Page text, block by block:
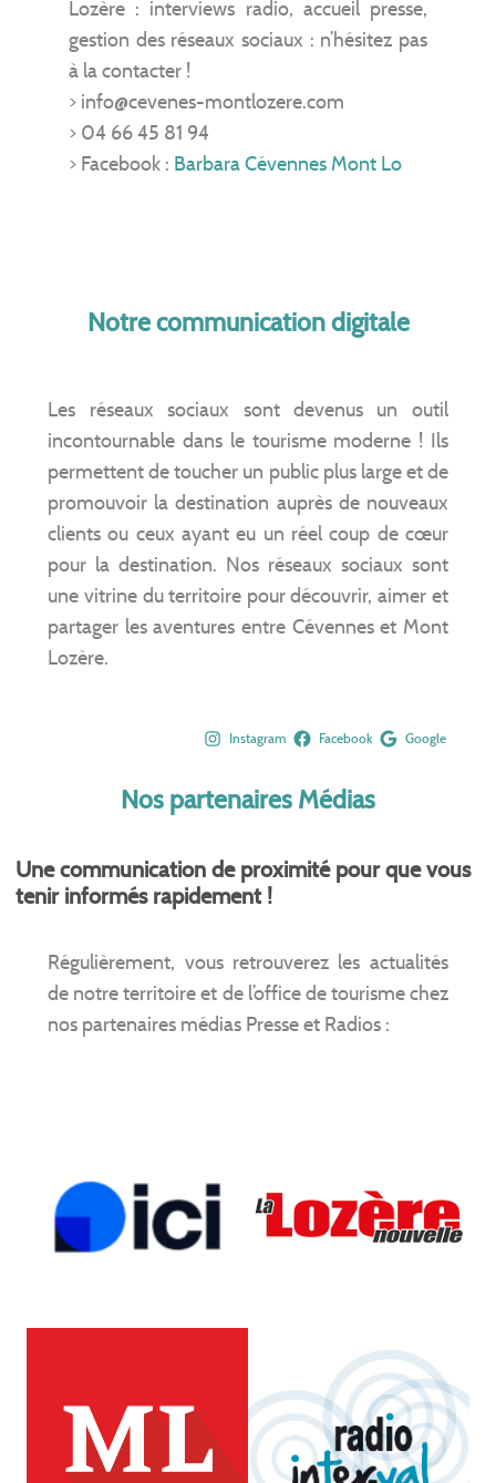
Lozère : interviews radio, accueil presse,
gestion des réseaux sociaux : n’hésitez pas
à la contacter !
> info@cevenes-montlozere.com
> 04 66 45 81 94
> Facebook : Barbara Cévennes Mont Lo
Notre communication digitale
Les réseaux sociaux sont devenus un outil
incontournable dans le tourisme moderne ! Ils
permettent de toucher un public plus large et de
promouvoir la destination auprès de nouveaux
clients ou ceux ayant eu un réel coup de cœur
pour la destination. Nos réseaux sociaux sont
une vitrine du territoire pour découvrir, aimer et
partager les aventures entre Cévennes et Mont
Lozère.
Instagram Facebook Google
Nos partenaires Médias
Une communication de proximité pour que vous
tenir informés rapidement !
Régulièrement, vous retrouverez les actualités
de notre territoire et de l’office de tourisme chez
nos partenaires médias Presse et Radios :